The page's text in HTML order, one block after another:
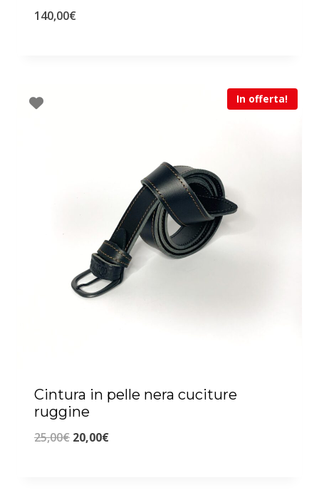
140,00€
In offerta!
Cintura in pelle nera cuciture
ruggine
25,00€ Il
20,00€Il